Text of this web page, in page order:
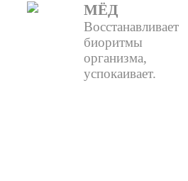
МЁД
Восстанавливает
биоритмы
организма,
успокаивает.